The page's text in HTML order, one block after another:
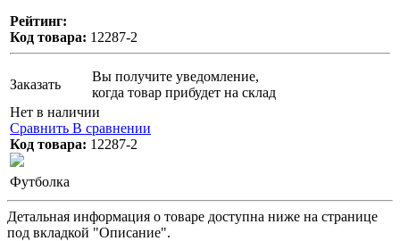
Рейтинг:
Код товара: 12287-2
Заказать
Вы получите уведомление,
когда товар прибудет на склад
Нет в наличии
Сравнить В сравнении
Код товара: 12287-2
Футболка
Детальная информация о товаре доступна ниже на странице
под вкладкой "Описание".